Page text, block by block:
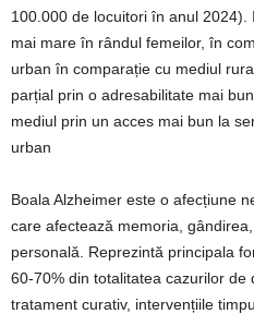
100.000 de locuitori în anul 2024).
mai mare în rândul femeilor, în
urban în comparație cu mediul
parțial prin o adresabilitate mai
mediul prin un acces mai bun la
urban
Boala Alzheimer este o afecțiune
care afectează memoria,
personală. Reprezintă principala
60-70% din totalitatea cazurilor de
tratament curativ, intervențiile